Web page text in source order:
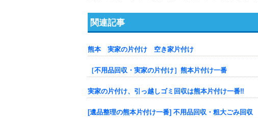
関連記事
熊本 実家の片付け 空き家片付け
［不用品回収・実家の片付け］熊本片付け一番
実家の片付け、引っ越しゴミ回収は熊本片付け一番‼️
[遺品整理の熊本片付け一番] 不用品回収・粗大ごみ回収